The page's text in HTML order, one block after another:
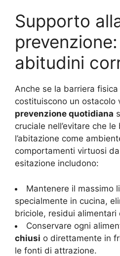
Supporto
abitudini
Anche se la barriera
costituiscono un ostacolo
prevenzione quotidiana
cruciale nell’evitare che
l’abitazione come
comportamenti virtuosi
esitazione includono:
Mantenere il massimo
specialmente in cucina,
briciole, residui alimentari
Conservare ogni
chiusi o direttamente in
le fonti di attrazione.